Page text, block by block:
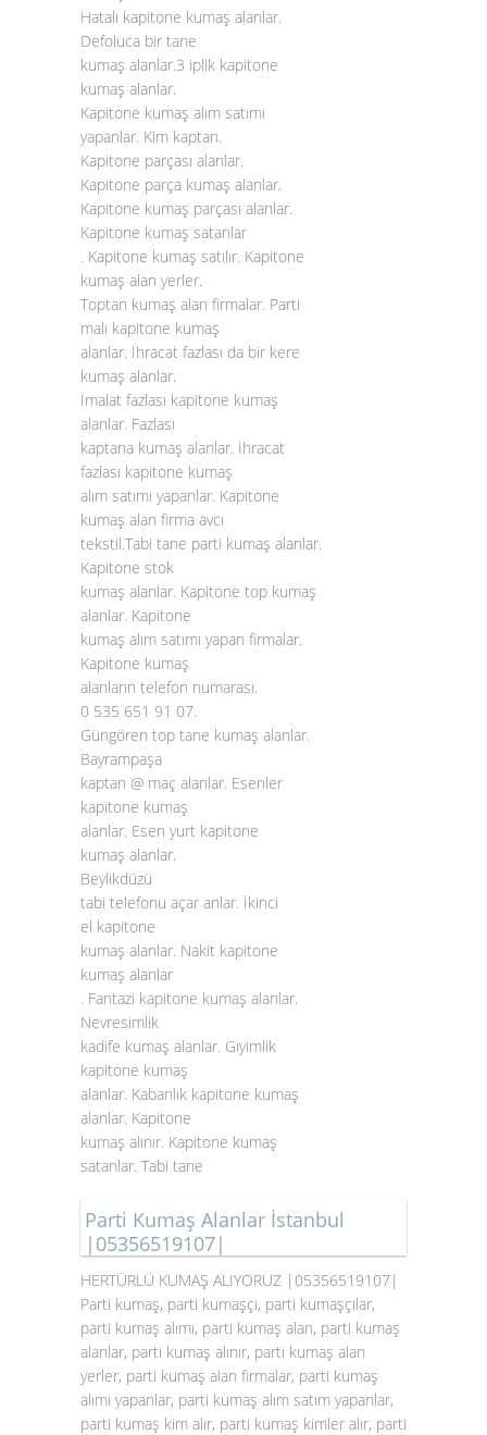
Hatalı kapitone kumaş alanlar.
Defoluca bir tane
kumaş alanlar.3 iplik kapitone
kumaş alanlar.
Kapitone kumaş alım satımı
yapanlar. Kim kaptan.
Kapitone parçası alanlar.
Kapitone parça kumaş alanlar.
Kapitone kumaş parçası alanlar.
Kapitone kumaş satanlar
. Kapitone kumaş satılır. Kapitone
kumaş alan yerler.
Toptan kumaş alan firmalar. Parti
malı kapitone kumaş
alanlar. İhracat fazlası da bir kere
kumaş alanlar.
İmalat fazlası kapitone kumaş
alanlar. Fazlası
kaptana kumaş alanlar. İhracat
fazlası kapitone kumaş
alım satımı yapanlar. Kapitone
kumaş alan firma avcı
tekstil.Tabi tane parti kumaş alanlar.
Kapitone stok
kumaş alanlar. Kapitone top kumaş
alanlar. Kapitone
kumaş alım satımı yapan firmalar.
Kapitone kumaş
alanların telefon numarası.
0 535 651 91 07.
Güngören top tane kumaş alanlar.
Bayrampaşa
kaptan @ maç alanlar. Esenler
kapitone kumaş
alanlar. Esen yurt kapitone
kumaş alanlar.
Beylikdüzü
tabi telefonu açar anlar. İkinci
el kapitone
kumaş alanlar. Nakit kapitone
kumaş alanlar
. Fantazi kapitone kumaş alanlar.
Nevresimlik
kadife kumaş alanlar. Giyimlik
kapitone kumaş
alanlar. Kabanlık kapitone kumaş
alanlar. Kapitone
kumaş alınır. Kapitone kumaş
satanlar. Tabi tane
Parti Kumaş Alanlar İstanbul
|05356519107|
HERTÜRLÜ KUMAŞ ALIYORUZ |05356519107|
Parti kumaş, parti kumaşçı, parti kumaşçılar,
parti kumaş alımı, parti kumaş alan, parti kumaş
alanlar, parti kumaş alınır, parti kumaş alan
yerler, parti kumaş alan firmalar, parti kumaş
alımı yapanlar, parti kumaş alım satım yapanlar,
parti kumaş kim alır, parti kumaş kimler alır, parti